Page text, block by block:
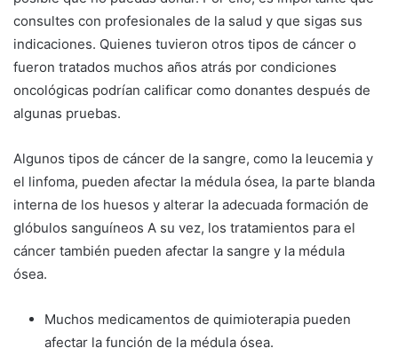
consultes con profesionales de la salud y que sigas sus
indicaciones. Quienes tuvieron otros tipos de cáncer o
fueron tratados muchos años atrás por condiciones
oncológicas podrían calificar como donantes después de
algunas pruebas.
Algunos tipos de cáncer de la sangre, como la leucemia y
el linfoma, pueden afectar la médula ósea, la parte blanda
interna de los huesos y alterar la adecuada formación de
glóbulos sanguíneos A su vez, los tratamientos para el
cáncer también pueden afectar la sangre y la médula
ósea.
Muchos medicamentos de quimioterapia pueden
afectar la función de la médula ósea.